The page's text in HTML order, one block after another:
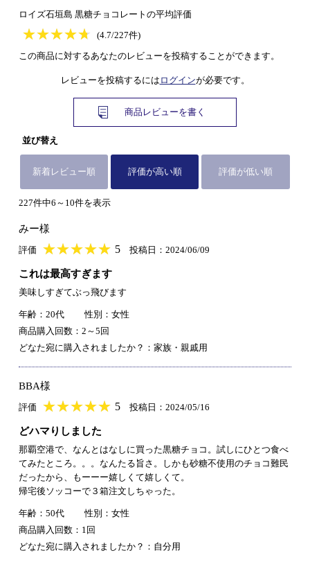
ロイズ石垣島 黒糖チョコレートの平均評価
★★★★★
★★★★★
(4.7/227件)
この商品に対するあなたのレビューを投稿することができます。
レビューを投稿するには ログインが必要です。
商品レビューを書く
並び替え
新着レビュー順 評価が高い順 評価が低い順
227件中6～10件を表示
みー様
評価 ★★★★★
★★★★★ 5 投稿日：2024/06/09
これは最高すぎます
美味しすぎてぶっ飛びます
年齢：20代
性別：女性
商品購入回数：2～5回
どなた宛に購入されましたか？：家族・親戚用
BBA様
評価 ★★★★★
★★★★★ 5 投稿日：2024/05/16
どハマりしました
那覇空港で、なんとはなしに買った黒糖チョコ。試しにひとつ食べ
てみたところ。。。なんたる旨さ。しかも砂糖不使用のチョコ難民
だったから、もーーー嬉しくて嬉しくて。
帰宅後ソッコーで３箱注文しちゃった。
年齢：50代
性別：女性
商品購入回数：1回
どなた宛に購入されましたか？：自分用